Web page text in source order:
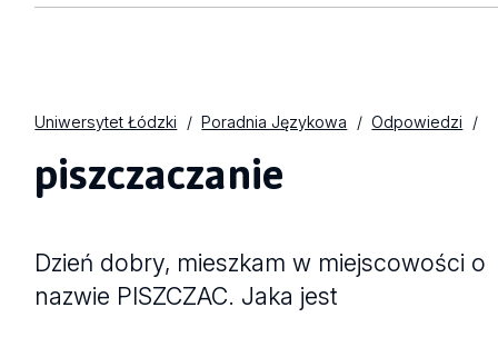
Uniwersytet Łódzki Poradnia Językowa Odpowiedzi
piszczaczanie
Dzień dobry, mieszkam w miejscowości o
nazwie PISZCZAC. Jaka jest